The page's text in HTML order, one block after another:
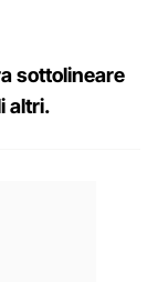
sottolineare
altri.